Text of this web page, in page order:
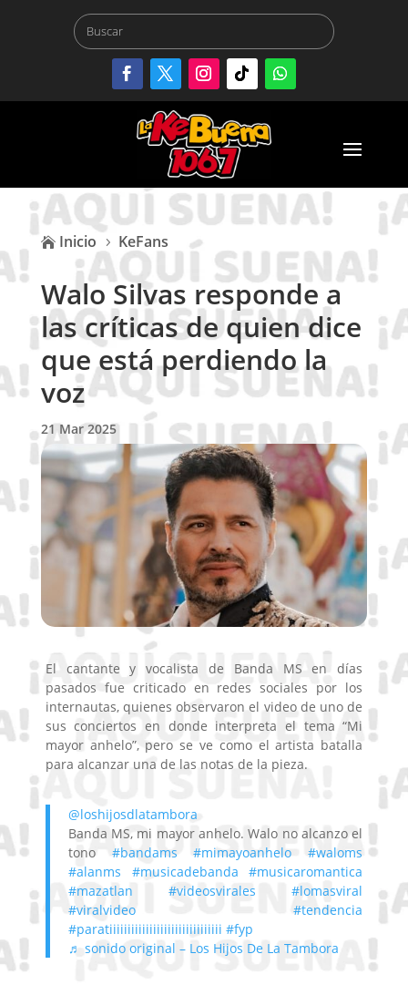
 Inicio 5 KeFans
Walo Silvas responde a
las críticas de quien dice
que está perdiendo la
voz
21 Mar 2025
El cantante y vocalista de Banda MS en días
pasados fue criticado en redes sociales por los
internautas, quienes observaron el video de uno de
sus conciertos en donde interpreta el tema “Mi
mayor anhelo”, pero se ve como el artista batalla
para alcanzar una de las notas de la pieza.
@loshijosdlatambora
Banda MS, mi mayor anhelo. Walo no alcanzo el
tono #bandams #mimayoanhelo
#waloms
#alanms
#musicadebanda
#musicaromantica
#mazatlan
#videosvirales
#lomasviral
#viralvideo
#tendencia
#paratiiiiiiiiiiiiiiiiiiiiiiiiiiiiiii #fyp
♬ sonido original – Los Hijos De La Tambora